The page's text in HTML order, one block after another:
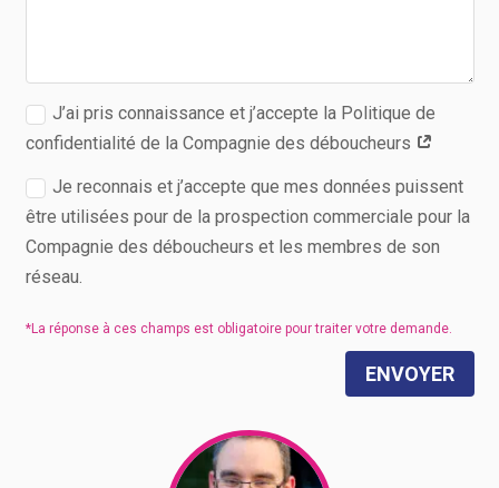
J’ai pris connaissance et j’accepte la Politique de
confidentialité de la Compagnie des déboucheurs
Je reconnais et j’accepte que mes données puissent
être utilisées pour de la prospection commerciale pour la
Compagnie des déboucheurs et les membres de son
réseau.
ENVOYER